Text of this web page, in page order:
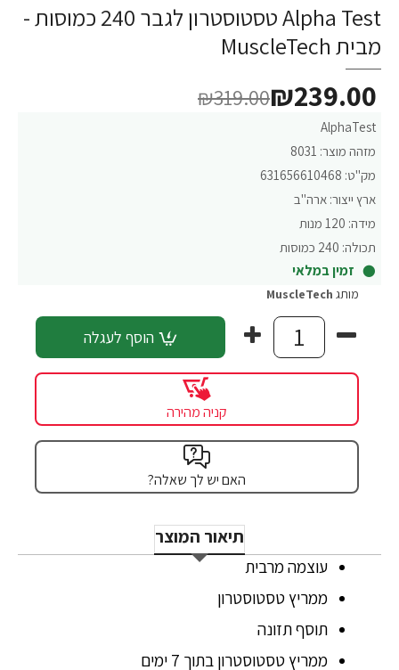
Alpha Test טסטוסטרון לגבר 240 כמוסות -
מבית MuscleTech
AlphaTest
מזהה מוצר: 8031
מק"ט: 631656610468
ארץ ייצור: ארה"ב
מידה: 120 מנות
תכולה: 240 כמוסות
זמין במלאי
₪239.00
₪319.00
מותג MuscleTech
הוסף לעגלה
קניה מהירה
האם יש לך שאלה?
תיאור המוצר
עוצמה מרבית
ממריץ טסטוסטרון
תוסף תזונה
ממריץ טסטוסטרון בתוך 7 ימים